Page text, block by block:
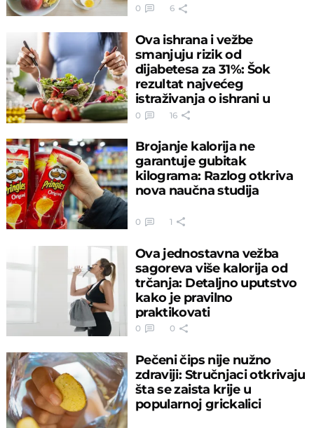
0 6
Ova ishrana i vežbe
smanjuju rizik od
dijabetesa za 31%: Šok
rezultat najvećeg
istraživanja o ishrani u
Evropi
0 16
Brojanje kalorija ne
garantuje gubitak
kilograma: Razlog otkriva
nova naučna studija
0 1
Ova jednostavna vežba
sagoreva više kalorija od
trčanja: Detaljno uputstvo
kako je pravilno
praktikovati
0 0
Pečeni čips nije nužno
zdraviji: Stručnjaci otkrivaju
šta se zaista krije u
popularnoj grickalici